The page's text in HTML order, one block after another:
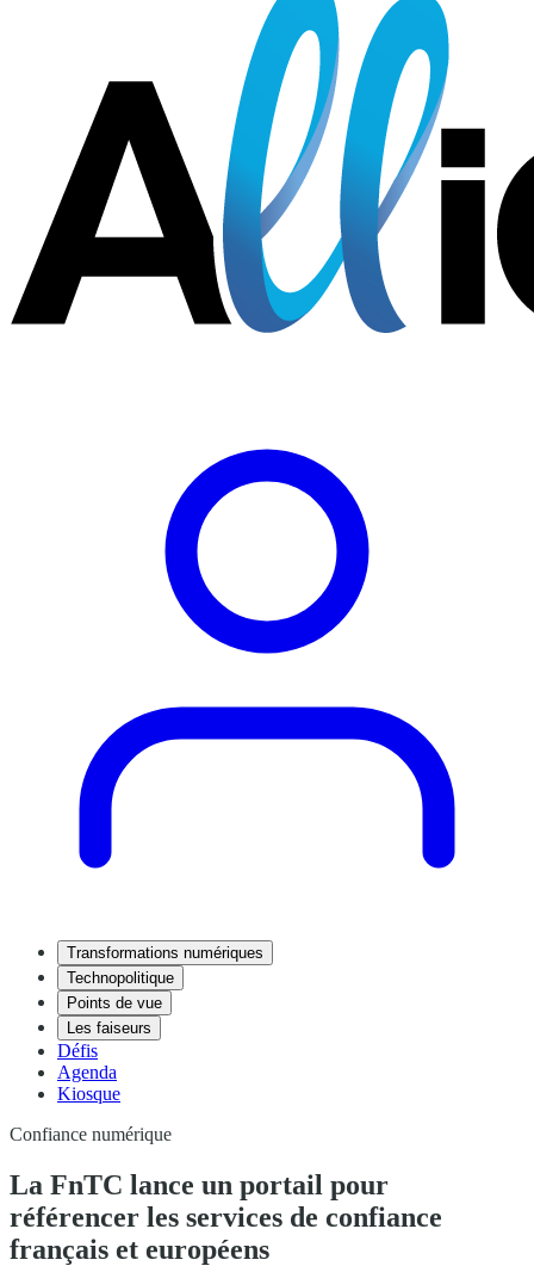
Transformations numériques
Technopolitique
Points de vue
Les faiseurs
Défis
Agenda
Kiosque
Confiance numérique
La FnTC lance un portail pour
référencer les services de confiance
français et européens